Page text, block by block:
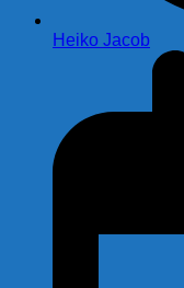
Heiko Jacob